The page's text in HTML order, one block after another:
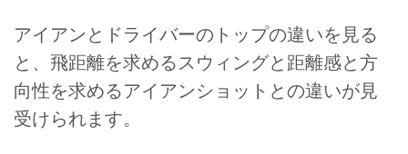
アイアンとドライバーのトップの違いを見る
と、飛距離を求めるスウィングと距離感と方
向性を求めるアイアンショットとの違いが見
受けられます。